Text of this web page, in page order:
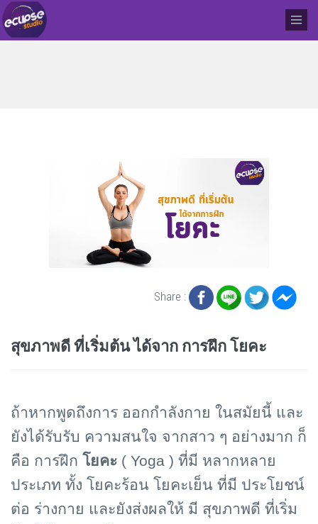
Share :
สุขภาพดี ที่เริ่มต้น ได้จาก การฝึก โยคะ
ถ้าหากพูดถึงการ ออกกำลังกาย ในสมัยนี้ และ
ยังได้รับรับ ความสนใจ จากสาว ๆ อย่างมาก ก็
คือ การฝึก โยคะ ( Yoga ) ที่มี หลากหลาย
ประเภท ทั้ง โยคะร้อน โยคะเย็น ที่มี ประโยชน์
ต่อ ร่างกาย และยังส่งผลให้ มี สุขภาพดี ที่เริ่ม